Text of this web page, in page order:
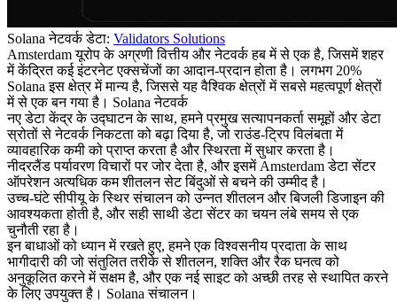
Solana नेटवर्क डेटा: Validators Solutions
Amsterdam यूरोप के अग्रणी वित्तीय और नेटवर्क हब में से एक है, जिसमें शहर
में केंद्रित कई इंटरनेट एक्सचेंजों का आदान-प्रदान होता है। लगभग 20%
Solana इस क्षेत्र में मान्य है, जिससे यह वैश्विक क्षेत्रों में सबसे महत्वपूर्ण क्षेत्रों
में से एक बन गया है। Solana नेटवर्क
नए डेटा केंद्र के उद्घाटन के साथ, हमने प्रमुख सत्यापनकर्ता समूहों और डेटा
स्रोतों से नेटवर्क निकटता को बढ़ा दिया है, जो राउंड-ट्रिप विलंबता में
व्यावहारिक कमी को प्राप्त करता है और स्थिरता में सुधार करता है।
नीदरलैंड पर्यावरण विचारों पर जोर देता है, और इसमें Amsterdam डेटा सेंटर
ऑपरेशन अत्यधिक कम शीतलन सेट बिंदुओं से बचने की उम्मीद है।
उच्च-घंटे सीपीयू के स्थिर संचालन को उन्नत शीतलन और बिजली डिजाइन की
आवश्यकता होती है, और सही साथी डेटा सेंटर का चयन लंबे समय से एक
चुनौती रहा है।
इन बाधाओं को ध्यान में रखते हुए, हमने एक विश्वसनीय प्रदाता के साथ
भागीदारी की जो संतुलित तरीके से शीतलन, शक्ति और रैक घनत्व को
अनुकूलित करने में सक्षम है, और एक नई साइट को अच्छी तरह से स्थापित करने
के लिए उपयुक्त है। Solana संचालन।